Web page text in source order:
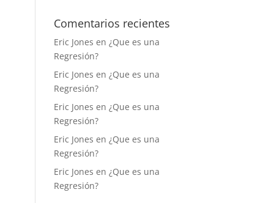
Comentarios recientes
Eric Jones en¿Que es una
Regresión?
Eric Jones en¿Que es una
Regresión?
Eric Jones en¿Que es una
Regresión?
Eric Jones en¿Que es una
Regresión?
Eric Jones en¿Que es una
Regresión?